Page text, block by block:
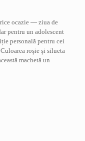
ocazie — ziua de
pentru un adolescent
personală pentru cei
roșie și silueta
machetă un